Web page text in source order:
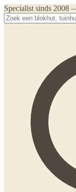
Specialist sinds 2008